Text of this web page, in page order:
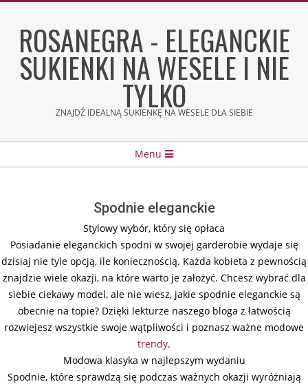
contentROSANEGRA - ELEGANCKIE
SUKIENKI NA WESELE I NIE
TYLKO
ZNAJDŹ IDEALNĄ SUKIENKĘ NA WESELE DLA SIEBIE
Menu
Spodnie eleganckie
Stylowy wybór, który się opłaca
Posiadanie eleganckich spodni w swojej garderobie wydaje się
dzisiaj nie tyle opcją, ile koniecznością. Każda kobieta z pewnością
znajdzie wiele okazji, na które warto je założyć. Chcesz wybrać dla
siebie ciekawy model, ale nie wiesz, jakie spodnie eleganckie są
obecnie na topie? Dzięki lekturze naszego bloga z łatwością
rozwiejesz wszystkie swoje wątpliwości i poznasz ważne modowe
trendy.
Modowa klasyka w najlepszym wydaniu
Spodnie, które sprawdzą się podczas ważnych okazji wyróżniają